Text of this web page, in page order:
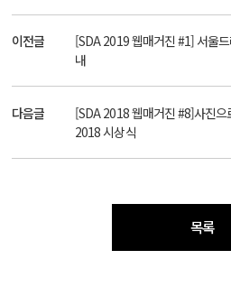
이전글
[SDA 2019 웹매거진 #1] 서울
내
다음글
[SDA 2018 웹매거진 #8]사진
2018 시상식
목록